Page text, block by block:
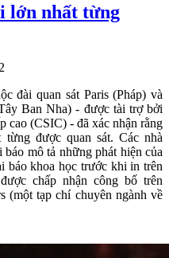
lớn nhất từng
đài quan sát Paris (Pháp) và
Ban Nha) - được tài trợ bởi
cao (CSIC) - đã xác nhận rằng
được quan sát. Các nhà
mô tả những phát hiện của
báo khoa học trước khi in trên
chấp nhận công bố trên
(một tạp chí chuyên ngành về